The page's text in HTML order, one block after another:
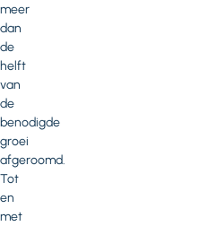
meer
dan
de
helft
van
de
benodigde
groei
afgeroomd.
Tot
en
met